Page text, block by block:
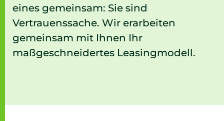
eines gemeinsam: Sie sind
Vertrauenssache. Wir erarbeiten
gemeinsam mit Ihnen Ihr
maßgeschneidertes Leasingmodell.